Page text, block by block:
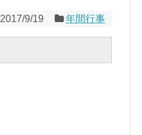
2017/9/19 年間行事